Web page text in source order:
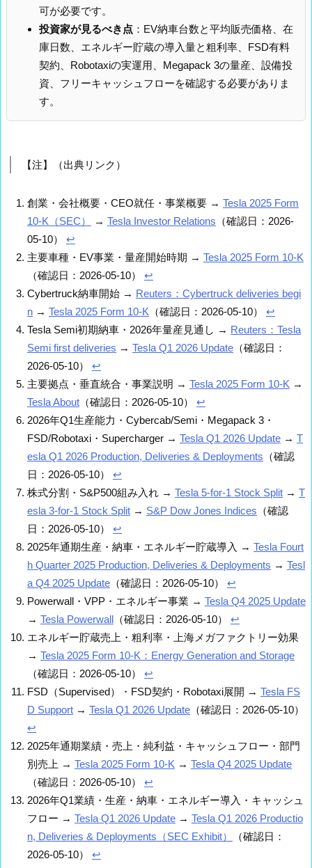
可が必要です。
投資家が見るべき点 ：EV納車台数と平均販売価格、在
庫日数、エネルギー貯蔵の導入量と粗利率、FSD有料
契約、Robotaxiの実運用、Megapack 3の量産、設備投
資、フリーキャッシュフローを確認する必要がありま
す。
【注】（出典リンク）
創業・会社概要・CEO就任・事業概要 → Tesla 2025 Form
10-K（SEC）
→ Tesla Investor Relations （確認日：2026-
05-10） ↩
主要車種・EV事業・量産開始時期 → Tesla 2025 Form 10-K
（確認日：2026-05-10） ↩
Cybertruck納車開始 → Reuters：Cybertruck deliveries begi
n → Tesla 2025 Form 10-K （確認日：2026-05-10） ↩
Tesla Semi初期納車・2026年量産見通し → Reuters：Tesla
Semi first deliveries → Tesla Q1 2026 Update （確認日：
2026-05-10） ↩
主要拠点・垂直統合・事業説明 → Tesla 2025 Form 10-K →
Tesla About （確認日：2026-05-10） ↩
2026年Q1生産能力・Cybercab/Semi・Megapack 3・
FSD/Robotaxi・Supercharger → Tesla Q1 2026 Update → T
esla Q1 2026 Production, Deliveries & Deployments （確認
日：2026-05-10） ↩
株式分割・S&P500組み入れ → Tesla 5-for-1 Stock Split → T
esla 3-for-1 Stock Split → S&P Dow Jones Indices （確認
日：2026-05-10） ↩
2025年通期生産・納車・エネルギー貯蔵導入 → Tesla Fourt
h Quarter 2025 Production, Deliveries & Deployments → Tesl
a Q4 2025 Update （確認日：2026-05-10） ↩
Powerwall・VPP・エネルギー事業 → Tesla Q4 2025 Update
→ Tesla Powerwall （確認日：2026-05-10） ↩
エネルギー貯蔵売上・粗利率・上海メガファクトリー効果
→ Tesla 2025 Form 10-K：Energy Generation and Storage
（確認日：2026-05-10） ↩
FSD（Supervised）・FSD契約・Robotaxi展開 → Tesla FS
D Support → Tesla Q1 2026 Update （確認日：2026-05-10）
↩
2025年通期業績・売上・純利益・キャッシュフロー・部門
別売上 → Tesla 2025 Form 10-K → Tesla Q4 2025 Update
（確認日：2026-05-10） ↩
2026年Q1業績・生産・納車・エネルギー導入・キャッシュ
フロー → Tesla Q1 2026 Update → Tesla Q1 2026 Productio
n, Deliveries & Deployments（SEC Exhibit）
（確認日：
2026-05-10） ↩